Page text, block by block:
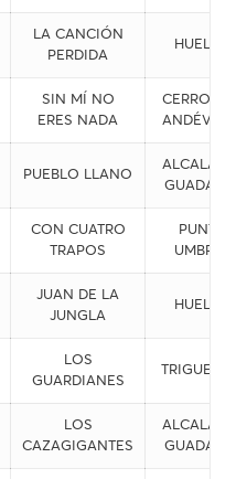
LA CANCIÓN
PERDIDA
HUELVA
SIN MÍ NO
ERES NADA
CERRO DEL
ANDÉVALO
PUEBLO LLANO
ALCALÁ DE
GUADAIRA
CON CUATRO
TRAPOS
PUNTA
UMBRÍA
JUAN DE LA
JUNGLA
HUELVA
LOS
GUARDIANES
TRIGUEROS
LOS
CAZAGIGANTES
ALCALÁ DE
GUADAIRA